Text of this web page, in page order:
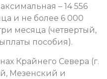
– 14 556
и не более 6 000
месяца (четвертый,
пособия).
Крайнего Севера (г.
Мезенский и